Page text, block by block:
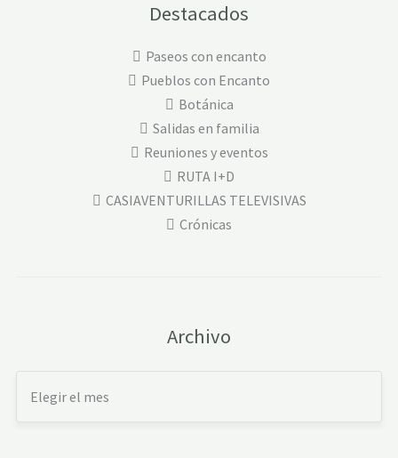
Destacados
Paseos con encanto
Pueblos con Encanto
Botánica
Salidas en familia
Reuniones y eventos
RUTA I+D
CASIAVENTURILLAS TELEVISIVAS
Crónicas
Archivo